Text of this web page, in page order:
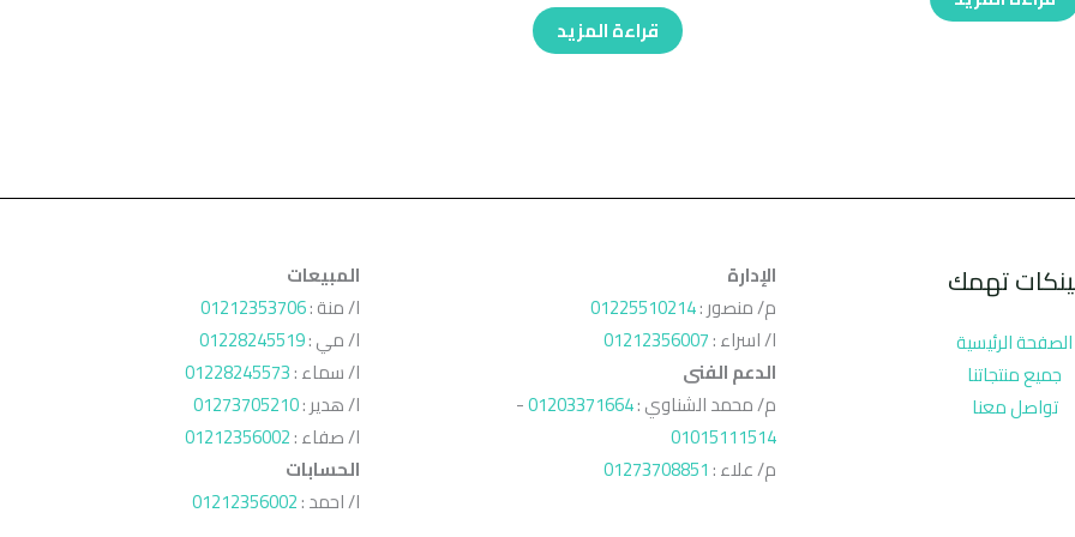
قراءة المزيد
تهمك
الصفحة الرئيسية
جميع منتجاتنا
تواصل معنا
الإدارة
م/ منصور :01225510214
ا/ اسراء :01212356007
الدعم الفنى
م/ محمد الشناوي :01203371664
-
01015111514
م/ علاء :01273708851
المبيعات
ا/ منة :01212353706
ا/ مي :01228245519
ا/ سماء :01228245573
ا/ هدير :01273705210
ا/ صفاء :01212356002
الحسابات
ا/ احمد :01212356002